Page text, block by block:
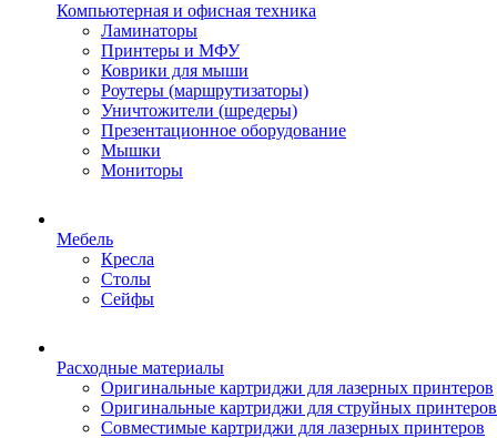
Компьютерная и офисная техника
Ламинаторы
Принтеры и МФУ
Коврики для мыши
Роутеры (маршрутизаторы)
Уничтожители (шредеры)
Презентационное оборудование
Мышки
Мониторы
Мебель
Кресла
Столы
Сейфы
Расходные материалы
Оригинальные картриджи для лазерных принтеров
Оригинальные картриджи для струйных принтеров
Совместимые картриджи для лазерных принтеров